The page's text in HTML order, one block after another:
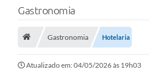
Saneamento
Ouvidorias
Carta de Serviços
Gastronomia
Gastronomia Hotelaria
Atualizado em: 04/05/2026 às 19h03